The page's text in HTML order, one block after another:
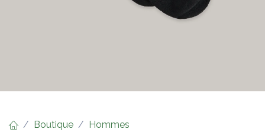
Boutique
Hommes